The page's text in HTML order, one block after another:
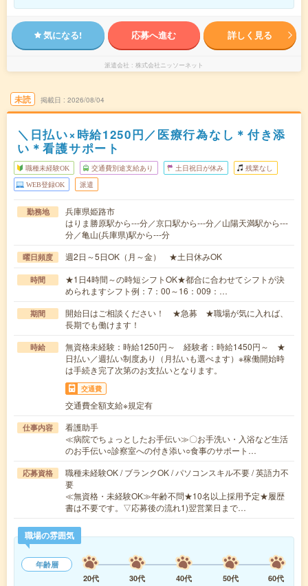
気になる! 応募へ進む 詳しく見る
派遣会社 株式会社ニッソーネット
未読 掲載日 2026/08/04
＼日払い×時給1250円／医療行為なし＊付き添
い＊看護サポート
職種未経験OK 交通費別途支給あり 土日祝日が休み 残業なし
WEB登録OK 派遣
勤務地
兵庫県姫路市
はりま勝原駅から---分／京口駅から---分／山陽天満駅から---
分／亀山(兵庫県)駅から---分
曜日頻度 週2日～5日OK（月～金） ★土日休みOK
時間
★1日4時間～の時短シフトOK★都合に合わせてシフトが決
められますシフト例：7：00～16：009：…
期間
開始日はご相談ください！ ★急募 ★職場が気に入れば、
長期でも働けます！
時給
無資格未経験：時給1250円～ 経験者：時給1450円～ ★
日払い／週払い制度あり（月払いも選べます）※稼働開始時
は手続き完了次第のお支払いとなります。
交通費
交通費全額支給※規定有
仕事内容
看護助手
≪病院でちょっとしたお手伝い≫〇お手洗い・入浴など生活
のお手伝い○診察室への付き添い○食事のサポート…
応募資格
職種未経験OK / ブランクOK / パソコンスキル不要 / 英語力不
要
≪無資格・未経験OK≫年齢不問★10名以上採用予定★履歴
書は不要です。▽応募後の流れ1)翌営業日まで…
職場の雰囲気
年齢層
20代
30代 40代 50代
60代